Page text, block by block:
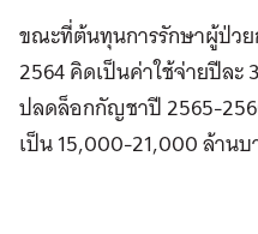
ขณะที่ต้นทุนการรักษาผู้ป่ว
2564 คิดเป็นค่าใช้จ่ายปีล
ปลดล็อกกัญชาปี 2565-
เป็น 15,000-21,000 ล้าน